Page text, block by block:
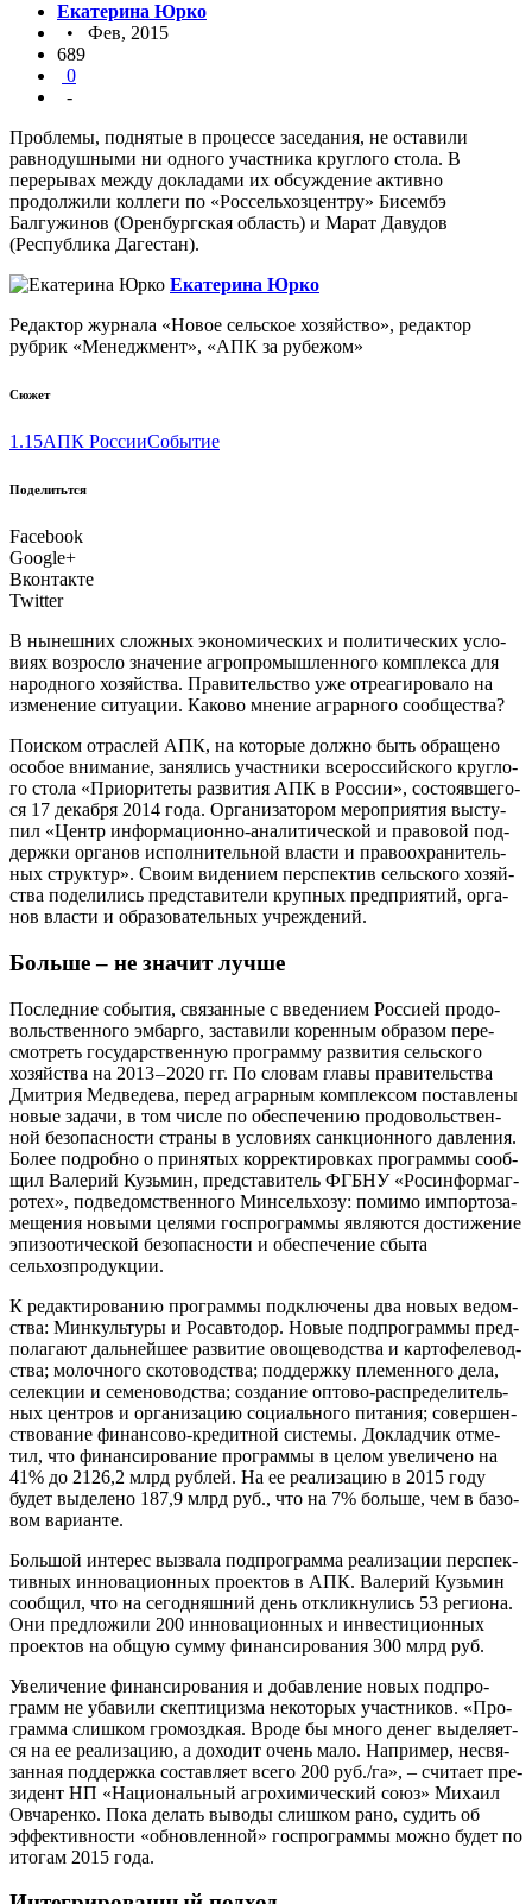
Екатерина Юрко
• Фев, 2015
689
0
-
Проблемы, поднятые в процессе заседания, не оставили
равнодушными ни одного участника круглого стола. В
перерывах между докладами их обсуждение активно
продолжили коллеги по «Россельхозцентру» Бисембэ
Балгужинов (Оренбургская область) и Марат Давудов
(Республика Дагестан).
Екатерина Юрко
Редактор журнала «Новое сельское хозяйство», редактор
рубрик «Менеджмент», «АПК за рубежом»
Сюжет
1.15АПК РоссииСобытие
Поделитьтся
Facebook
Google+
Вконтакте
Twitter
В нынеш­них слож­ных эко­но­ми­че­ских и поли­ти­че­ских усло­
ви­ях воз­рос­ло зна­че­ние агро­про­мыш­лен­но­го ком­плек­са для
народ­но­го хозяй­ства. Пра­ви­тель­ство уже отре­а­ги­ро­ва­ло на
изме­не­ние ситу­а­ции. Како­во мне­ние аграр­но­го сообщества?
Поис­ком отрас­лей АПК, на кото­рые долж­но быть обра­ще­но
осо­бое вни­ма­ние, заня­лись участ­ни­ки все­рос­сий­ско­го круг­ло­
го сто­ла «При­о­ри­те­ты раз­ви­тия АПК в Рос­сии», состо­яв­ше­го­
ся 17 декаб­ря 2014 года. Орга­ни­за­то­ром меро­при­я­тия высту­
пил «Центр инфор­ма­ци­он­но-ана­ли­ти­че­ской и пра­во­вой под­
держ­ки орга­нов испол­ни­тель­ной вла­сти и пра­во­охра­ни­тель­
ных струк­тур». Сво­им виде­ни­ем пер­спек­тив сель­ско­го хозяй­
ства поде­ли­лись пред­ста­ви­те­ли круп­ных пред­при­я­тий, орга­
нов вла­сти и обра­зо­ва­тель­ных учреждений.
Больше – не значит лучше
Послед­ние собы­тия, свя­зан­ные с вве­де­ни­ем Рос­си­ей про­до­
воль­ствен­но­го эмбар­го, заста­ви­ли корен­ным обра­зом пере­
смот­реть госу­дар­ствен­ную про­грам­му раз­ви­тия сель­ско­го
хозяй­ства на 2013 – 2020 гг. По сло­вам гла­вы пра­ви­тель­ства
Дмит­рия Мед­ве­де­ва, перед аграр­ным ком­плек­сом постав­ле­ны
новые зада­чи, в том чис­ле по обес­пе­че­нию про­до­воль­ствен­
ной без­опас­но­сти стра­ны в усло­ви­ях санк­ци­он­но­го дав­ле­ния.
Более подроб­но о при­ня­тых кор­рек­ти­ров­ках про­грам­мы сооб­
щил Вале­рий Кузь­мин, пред­ста­ви­тель ФГБНУ «Росин­фор­ма­г­
ро­тех», под­ве­дом­ствен­но­го Мин­сель­хо­зу: поми­мо импор­то­за­
ме­ще­ния новы­ми целя­ми гос­про­грам­мы явля­ют­ся дости­же­ние
эпизо­отической без­опас­но­сти и обес­пе­че­ние сбы­та
сельхозпродукции.
К редак­ти­ро­ва­нию про­грам­мы под­клю­че­ны два новых ведом­
ства: Мин­куль­ту­ры и Рос­автодор. Новые под­про­грам­мы пред­
по­ла­га­ют даль­ней­шее раз­ви­тие ово­ще­вод­ства и кар­то­фе­ле­вод­
ства; молоч­но­го ско­то­вод­ства; под­держ­ку пле­мен­но­го дела,
селек­ции и семе­но­вод­ства; созда­ние опто­во-рас­пре­де­ли­тель­
ных цен­тров и орга­ни­за­цию соци­аль­но­го пита­ния; совер­шен­
ство­ва­ние финан­со­во-кре­дит­ной систе­мы. Доклад­чик отме­
тил, что финан­си­ро­ва­ние про­грам­мы в целом уве­ли­че­но на
41% до 2126,2 млрд руб­лей. На ее реа­ли­за­цию в 2015 году
будет выде­ле­но 187,9 млрд руб., что на 7% боль­ше, чем в базо­
вом варианте.
Боль­шой инте­рес вызва­ла под­про­грам­ма реа­ли­за­ции пер­спек­
тив­ных инно­ва­ци­он­ных про­ек­тов в АПК. Вале­рий Кузь­мин
сооб­щил, что на сего­дняш­ний день отклик­ну­лись 53 реги­о­на.
Они пред­ло­жи­ли 200 инно­ва­ци­он­ных и инве­сти­ци­он­ных
про­ек­тов на общую сум­му финан­си­ро­ва­ния 300 млрд руб.
Уве­ли­че­ние финан­си­ро­ва­ния и добав­ле­ние новых под­про­
грамм не уба­ви­ли скеп­ти­циз­ма неко­то­рых участ­ни­ков. «Про­
грам­ма слиш­ком гро­мозд­кая. Вро­де бы мно­го денег выде­ля­ет­
ся на ее реа­ли­за­цию, а дохо­дит очень мало. Напри­мер, несвя­
зан­ная под­держ­ка состав­ля­ет все­го 200 руб./га», – счи­та­ет пре­
зи­дент НП «Наци­о­наль­ный агрохимичес­кий союз» Миха­ил
Овча­рен­ко. Пока делать выво­ды слиш­ком рано, судить об
эффек­тив­но­сти «обнов­лен­ной» гос­про­грам­мы мож­но будет по
ито­гам 2015 года.